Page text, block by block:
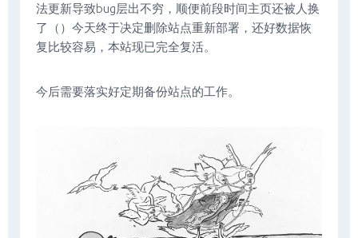
法更新导致bug层出不穷，顺便前段时间主页还被人换
了（）今天终于决定删除站点重新部署，还好数据恢
复比较容易，本站现已完全复活。
今后需要落实好定期备份站点的工作。